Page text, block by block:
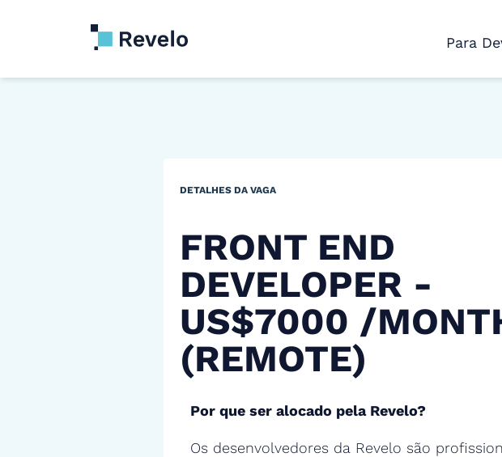
Para
DETALHES DA VAGA
FRONT END
DEVELOPER -
US$7000 /
(REMOTE)
Por que ser alocado pela Revelo?
Os desenvolvedores da Revelo são